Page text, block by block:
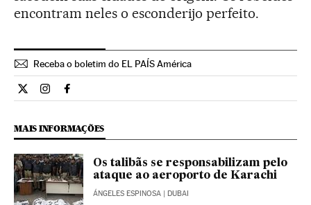
encontram neles o esconderijo perfeito.
Receba o boletim do EL PAÍS América
Internacional El País Brasil en Twitter
Internacional El País Brasil en Instagram
Internacional El País Brasil en Facebook
MAIS INFORMAÇÕES
Os talibãs se responsabilizam pelo
ataque ao aeroporto de Karachi
ÁNGELES ESPINOSA | DUBAI